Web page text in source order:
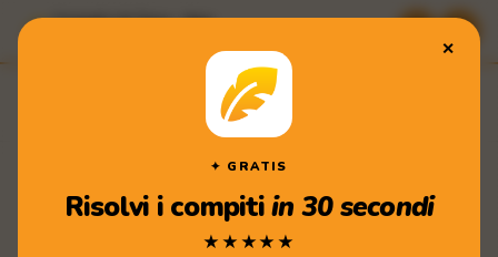
Compiti di Casa · App
✕
✦ GRATIS
Risolvi i compitiin 30 secondi
★★★★★